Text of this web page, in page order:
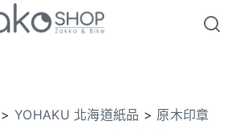
>YOHAKU 北海道紙品 > 原木印章